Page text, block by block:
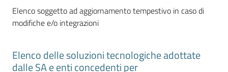
Tutelare
l'Impresa
Consumatore
Elenco soggetto ad aggiornamento tempestivo in caso di
modifiche e/o integrazioni
Elenco delle soluzioni tecnologiche adottate
dalle SA e enti concedenti per